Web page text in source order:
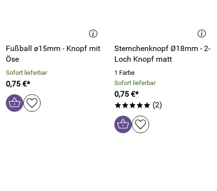
Fußball ø15mm - Knopf mit
Öse
Sofort lieferbar
0,75 €*
Sternchenknopf Ø18mm - 2-
Loch Knopf matt
1 Farbe
Sofort lieferbar
0,75 €*
***** (2)